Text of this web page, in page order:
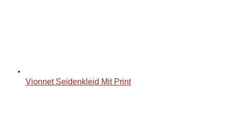
Vionnet Seidenkleid Mit Print